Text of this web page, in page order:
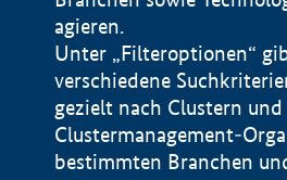
agieren.
Unter „Filteroptionen“
verschiedene
gezielt nach Clustern und
Clustermanagement-
bestimmten Branchen
Impressum
Datenschutzerklärung
BMWE, 2026 ©
100 km © Geobasis-DE / BKG 2015